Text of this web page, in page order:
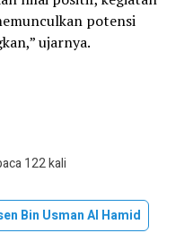
potensi
ujarnya.
122 kali
Bin Usman Al Hamid